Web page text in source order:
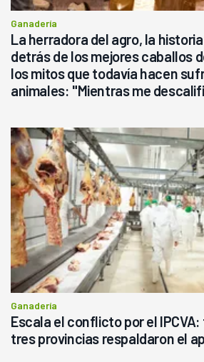
Ganadería
La herradora del agro, la
detrás de los mejores caballos
los mitos que todavía hacen
animales: "Mientras me
Ganadería
Escala el conflicto por el
tres provincias respaldaron el